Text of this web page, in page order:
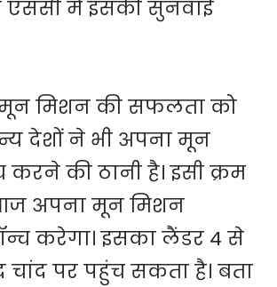
एससी में इसकी सुनवाई
मिशन की सफलता को
देशों ने भी अपना मून
की ठानी है। इसी क्रम
अपना मून मिशन
करेगा। इसका लैंडर 4 से
चांद पर पहुंच सकता है। बता